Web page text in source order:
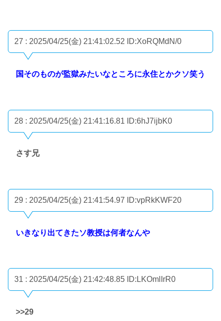
27 : 2025/04/25(金) 21:41:02.52 ID:XoRQMdN/0
国そのものが監獄みたいなところに永住とかクソ笑う
28 : 2025/04/25(金) 21:41:16.81 ID:6hJ7ijbK0
さす兄
29 : 2025/04/25(金) 21:41:54.97 ID:vpRkKWF20
いきなり出てきたソ教授は何者なんや
31 : 2025/04/25(金) 21:42:48.85 ID:LKOmlIrR0
>>29